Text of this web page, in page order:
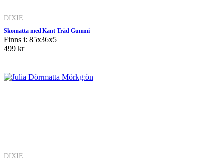
DIXIE
Skomatta med Kant Träd Gummi
Finns i: 85x36x5
499 kr
DIXIE